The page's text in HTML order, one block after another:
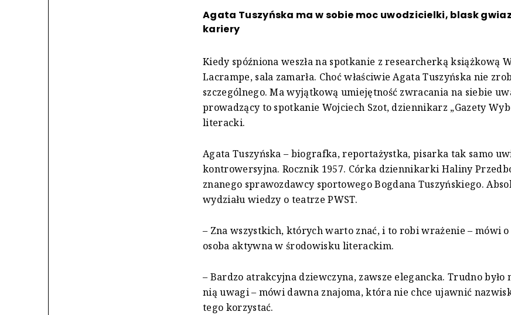
Agata Tuszyńska ma w sobie moc uwodzicielki, blask
kariery
Kiedy spóźniona weszła na spotkanie z researcherką książkową
Lacrampe, sala zamarła. Choć właściwie Agata Tuszyńska nie
szczególnego. Ma wyjątkową umiejętność zwracania na siebie
prowadzący to spotkanie Wojciech Szot, dziennikarz „Gazety
literacki.
Agata Tuszyńska – biografka, reportażystka, pisarka tak samo
kontrowersyjna. Rocznik 1957. Córka dziennikarki Haliny
znanego sprawozdawcy sportowego Bogdana Tuszyńskiego.
wydziału wiedzy o teatrze PWST.
– Zna wszystkich, których warto znać, i to robi wrażenie – mówi o
osoba aktywna w środowisku literackim.
– Bardzo atrakcyjna dziewczyna, zawsze elegancka. Trudno było
nią uwagi – mówi dawna znajoma, która nie chce ujawnić
tego korzystać.